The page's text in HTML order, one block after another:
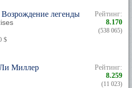
легенды
$
Рейтинг:
8.170
(538 065)
Ли Миллер
Рейтинг:
8.259
(11 023)